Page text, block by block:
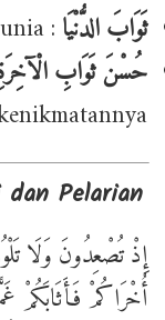
ثَوَابَ الدُّنْيَا : kemenangan di dunia
حُسْنَ ثَوَابِ
Pelarian
إِذْ تُصْعِدُونَ وَلَا
أُخْرَاكُمْ فَأَثَابَكُمْ